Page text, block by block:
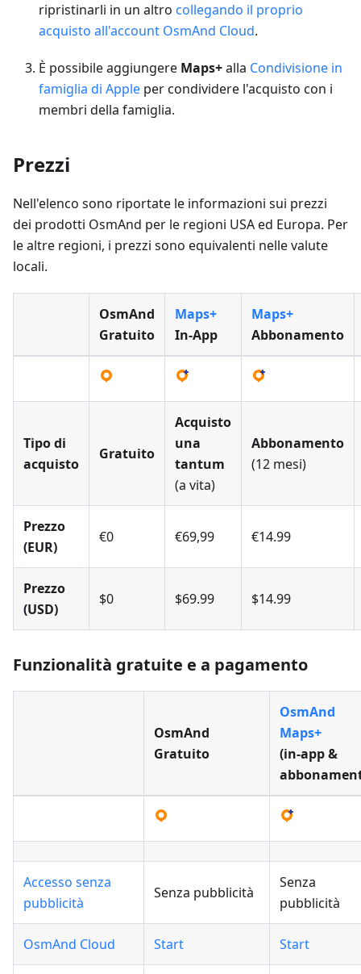
ripristinarli in un altro collegando il proprio
acquisto all'account OsmAnd Cloud.
È possibile aggiungere Maps+alla Condivisione in
famiglia di Apple per condividere l'acquisto con i
membri della famiglia.
Prezzi
Nell'elenco sono riportate le informazioni sui prezzi
dei prodotti OsmAnd per le regioni USA ed Europa. Per
le altre regioni, i prezzi sono equivalenti nelle valute
locali.
OsmAnd
Gratuito
Maps+
In-App
Maps+
Abbonamento
Tipo di
acquisto
Gratuito
Acquisto
una
tantum
(a vita)
Abbonamento
(12 mesi)
Prezzo
(EUR)
€0 €69,99 €14.99
Prezzo
(USD)
$0 $69.99 $14.99
Funzionalità gratuite e a pagamento
OsmAnd
Gratuito
OsmAnd
Maps+
(in‑app &
Accesso senza
pubblicità
Senza pubblicità
Senza
pubblicità
OsmAnd Cloud Start Start